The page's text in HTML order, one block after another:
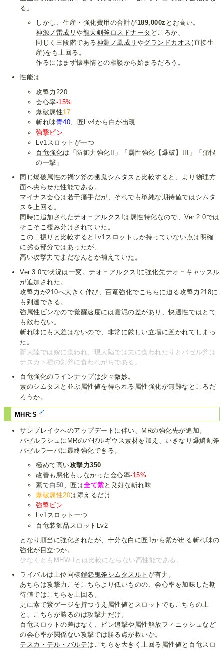
る。
しかし、生産・強化費用の合計が189,000z とお高い。
神源ノ雷成リや龍天剣斧ロスドナータ どころか、
同じく三段階である神淵ノ風成リ やグランドカオス(直接生
産)をも上回る。
作るにはまず懐事情との相談から始まるだろう。
性能は
攻撃力220
会心率-15%
爆破属性17
斬れ味青40 、匠Lv4から 白が出現
強撃ビン
Lv1スロットが一つ
百竜強化は「防御力強化II」「属性強化【爆破】III」「痛恨
の一撃」
同じ爆破属性の禍ツ斧の幽鬼シムタス と比較すると、より物理方
面へ尖らせた性能である。
マイナス会心は若干痛手だが、それでも単純な期待値ではシムタ
スを上回る。
同時に追加されたテオ＝アルクスIは属性特化なので、Ver.2.0では
そこそこ棲み分けされていた。
この二振りと比較するとLv1スロットしか持っていない点は明確
に劣る部分ではあったが、
高い攻撃力でまだなんとか補えていた。
Ver.3.0で状況は一変。テオ＝アルクスIに強化先テオ＝キャッスル
が追加された。
攻撃力が210へ大きく伸び、百竜強化でこちらに迫る攻撃力218に
も到達できる。
強属性ビンなので覚醒速度には雲泥の差があり、快適性ではとて
も敵わない。
斬れ味にも大差はないので、非常に厳しい立場に置かれてしまっ
た。
新大陸では嫁に食われ、現大陸では夫に食われたりとバゼル斧は
テスカト種の剣斧に食われがちである。
百竜強化のラインナップは少々微妙。
素のシムタスと並ぶ属性値を得られる属性強化が無難なところだ
ろうか。
MHR:S
サンブレイクへのアップデートに伴い、MRの強化先が追加。
バゼルラシュにMRのバゼルギウス素材を加え、いきなり爆鱗剣斧
バゼルラーバに最終強化できる。
極めて高い攻撃力350
改善も悪化もしなかった会心率-15%
素で白50、匠は全て紫 と良好な斬れ味
爆破属性20は添えるだけ
強撃ビン
Lv1スロット一つ
百竜装飾品スロットLv2
となり順当に強化されたが、十分な白に匠1から紫が出る斬れ味の
強化が目立つか。
少なくともMHW:Iとは比較にならない高性能である。
ライバルは上位同様鎧怨鬼斧シムタスルト が有力。
あちらは攻撃力こそこちらより低いものの、会心率を加味した期
待値ではこちらを上回る。
更に素で紫ゲージを持つうえ属性値とスロットでもこちらの上
と、こちらが勝るのは攻撃力だけ。
百竜スロットの差はなく、ビン追撃や属性解放フィニッシュなど
の会心率が関係ない攻撃では勝る点が救いか。
テスカ・デル・バルテはこちらを大きく上回る属性値と百竜スロ